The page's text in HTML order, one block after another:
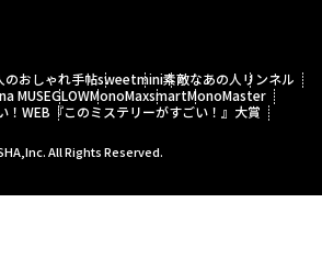
のおしゃれ手帖sweetmini素敵なあの人 リンネル
MUSEGLOWMonoMaxsmartMonoMaster
！WEB 『このミステリーがすごい！』大賞
All Rights Reserved.